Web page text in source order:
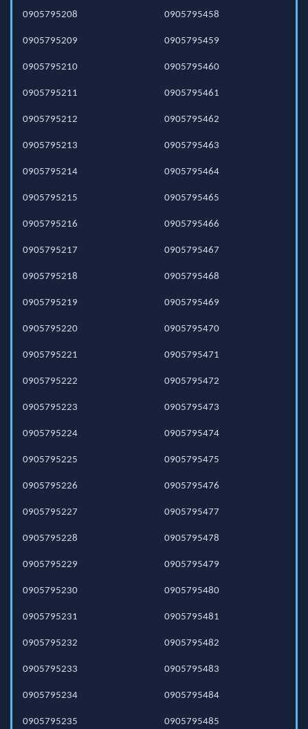
0905795208
0905795209
0905795210
0905795211
0905795212
0905795213
0905795214
0905795215
0905795216
0905795217
0905795218
0905795219
0905795220
0905795221
0905795222
0905795223
0905795224
0905795225
0905795226
0905795227
0905795228
0905795229
0905795230
0905795231
0905795232
0905795233
0905795234
0905795235
0905795458
0905795459
0905795460
0905795461
0905795462
0905795463
0905795464
0905795465
0905795466
0905795467
0905795468
0905795469
0905795470
0905795471
0905795472
0905795473
0905795474
0905795475
0905795476
0905795477
0905795478
0905795479
0905795480
0905795481
0905795482
0905795483
0905795484
0905795485